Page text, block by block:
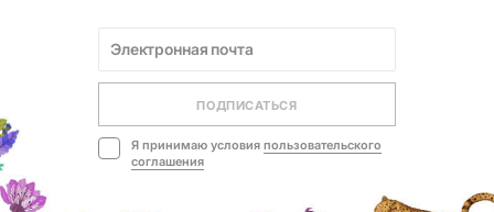
ПОДПИСАТЬСЯ
Я принимаю условия пользовательского
соглашения